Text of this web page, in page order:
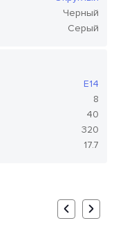
Черный
Серый
E14
8
40
320
17.7